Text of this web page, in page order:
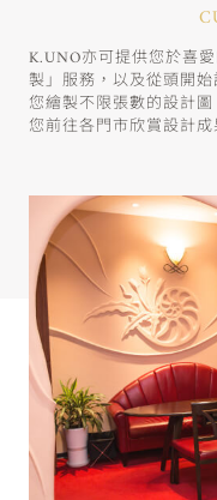
K.UNO亦可提供您於喜
製」服務，以及從頭開
您繪製不限張數的設計
您前往各門市欣賞設計成